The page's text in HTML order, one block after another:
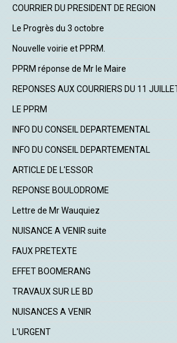
COURRIER DU PRESIDENT DE REGION
Le Progrès du 3 octobre
Nouvelle voirie et PPRM.
PPRM réponse de Mr le Maire
REPONSES AUX COURRIERS DU 11
LE PPRM
INFO DU CONSEIL DEPARTEMENTAL
INFO DU CONSEIL DEPARTEMENTAL
ARTICLE DE L'ESSOR
REPONSE BOULODROME
Lettre de Mr Wauquiez
NUISANCE A VENIR suite
FAUX PRETEXTE
EFFET BOOMERANG
TRAVAUX SUR LE BD
NUISANCES A VENIR
L'URGENT